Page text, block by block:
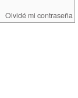
Olvidé mi contraseña